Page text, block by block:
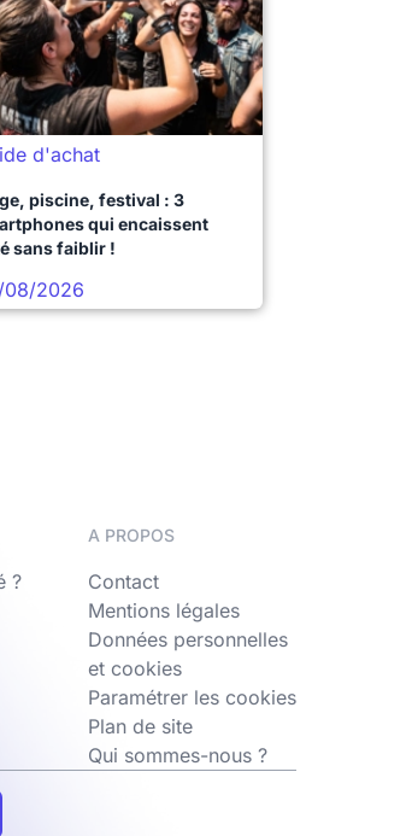
d'achat
piscine, festival : 3
qui encaissent
sans faiblir !
08/2026
?
A PROPOS
Contact
Mentions légales
Données personnelles
et cookies
Paramétrer les cookies
Plan de site
Qui sommes-nous ?